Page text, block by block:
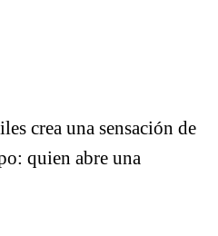
crea una sensación de
quien abre una